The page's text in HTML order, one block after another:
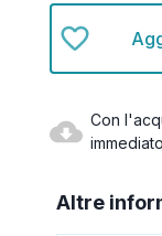
Con
Altre